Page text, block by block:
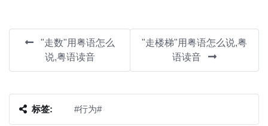
"走数"用粤语怎么
说,粤语读音
"走楼梯"用粤语怎么说,粤
语读音
标签: #行为#